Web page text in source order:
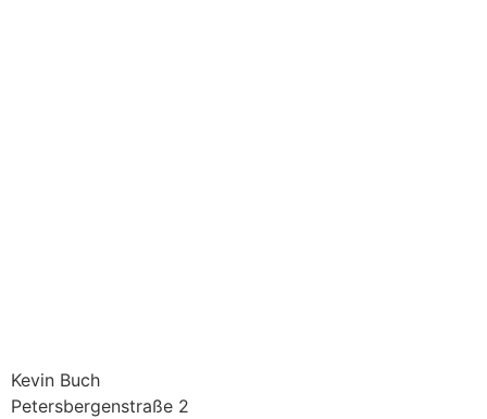
Kevin Buch
Petersbergenstraße 2